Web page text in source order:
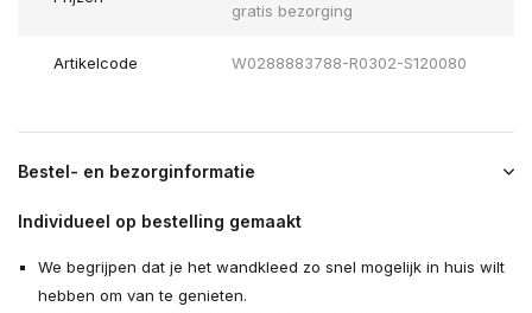
gratis bezorging
Artikelcode W0288883788-R0302-S120080
Bestel- en bezorginformatie
Individueel op bestelling gemaakt
We begrijpen dat je het wandkleed zo snel mogelijk in huis wilt
hebben om van te genieten.